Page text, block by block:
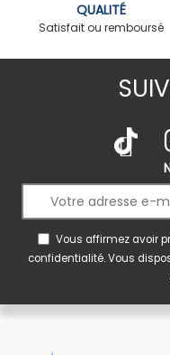
QUALITÉ
Satisfait ou remboursé
Vous affirmez avoir
confidentialité. Vous